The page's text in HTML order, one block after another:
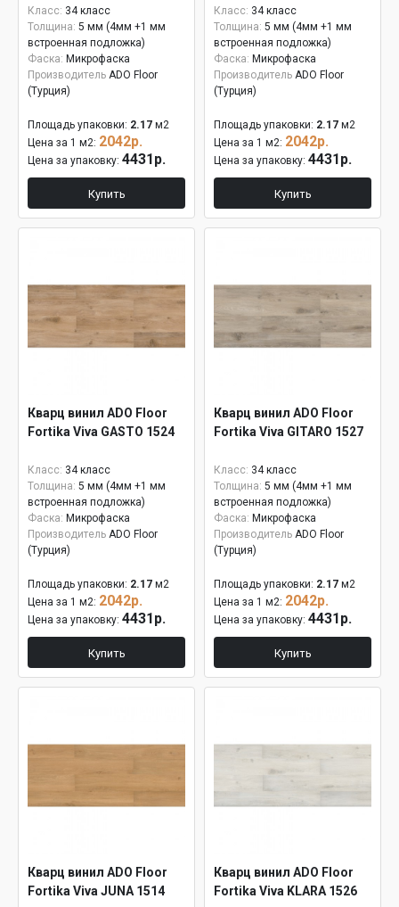
Класс: 34 класс
Толщина: 5 мм (4мм +1 мм
встроенная подложка)
Фаска: Микрофаска
Производитель ADO Floor
(Турция)
Площадь упаковки: 2.17 м2
Цена за 1 м2: 2042р.
Цена за упаковку: 4431р.
Купить
Класс: 34 класс
Толщина: 5 мм (4мм +1 мм
встроенная подложка)
Фаска: Микрофаска
Производитель ADO Floor
(Турция)
Площадь упаковки: 2.17 м2
Цена за 1 м2: 2042р.
Цена за упаковку: 4431р.
Купить
Кварц винил ADO Floor
Fortika Viva GASTO 1524
Класс: 34 класс
Толщина: 5 мм (4мм +1 мм
встроенная подложка)
Фаска: Микрофаска
Производитель ADO Floor
(Турция)
Площадь упаковки: 2.17 м2
Цена за 1 м2: 2042р.
Цена за упаковку: 4431р.
Купить
Кварц винил ADO Floor
Fortika Viva GITARO 1527
Класс: 34 класс
Толщина: 5 мм (4мм +1 мм
встроенная подложка)
Фаска: Микрофаска
Производитель ADO Floor
(Турция)
Площадь упаковки: 2.17 м2
Цена за 1 м2: 2042р.
Цена за упаковку: 4431р.
Купить
Кварц винил ADO Floor
Fortika Viva JUNA 1514
Кварц винил ADO Floor
Fortika Viva KLARA 1526